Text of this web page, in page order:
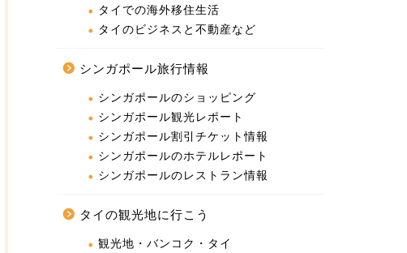
タイでの海外移住生活
タイのビジネスと不動産など
シンガポール旅行情報
シンガポールのショッピング
シンガポール観光レポート
シンガポール割引チケット情報
シンガポールのホテルレポート
シンガポールのレストラン情報
タイの観光地に行こう
観光地・バンコク・タイ